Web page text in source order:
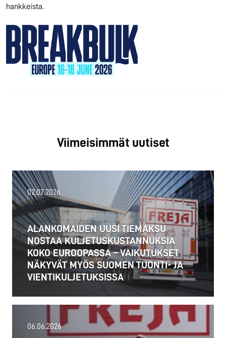
hankkeista.
Viimeisimmät uutiset
02.07.2026
ALANKOMAIDEN UUSI TIEMAKSU
NOSTAA KULJETUSKUSTANNUKSIA
KOKO EUROOPASSA – VAIKUTUKSET
NÄKYVÄT MYÖS SUOMEN TUONTI- JA
VIENTIKULJETUKSISSA
06.06.2026